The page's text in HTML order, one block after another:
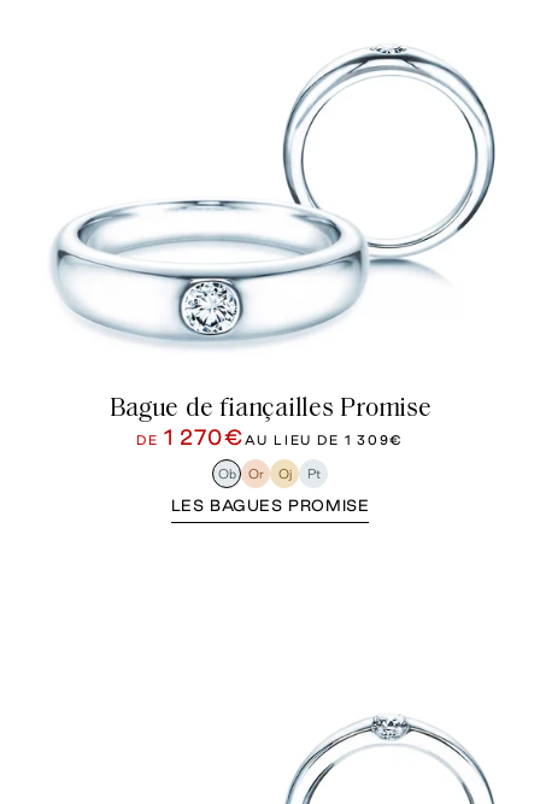
Bague de fiançailles Promise
DE 1 270€AU LIEU DE1 309€
Ob Or Oj Pt
LES BAGUES PROMISE